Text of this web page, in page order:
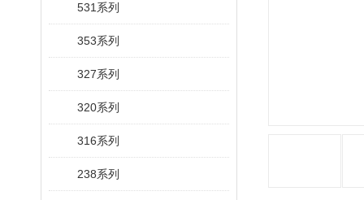
531系列
353系列
327系列
320系列
316系列
238系列